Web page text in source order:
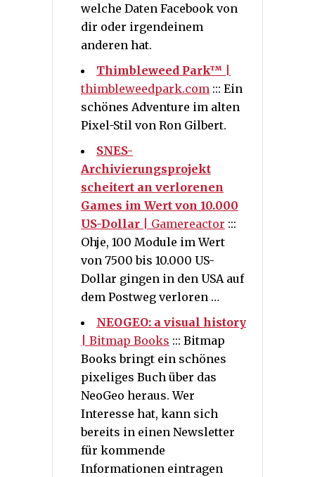
welche Daten Facebook von
dir oder irgendeinem
anderen hat.
Thimbleweed Park™
thimbleweedpark.com ::: Ein
schönes Adventure im alten
Pixel-Stil von Ron Gilbert.
SNES-
Archivierungsprojekt
scheitert an verlorenen
Games im Wert von 10.000
US-Dollar | Gamereactor :::
Ohje, 100 Module im Wert
von 7500 bis 10.000 US-
Dollar gingen in den USA auf
dem Postweg verloren …
NEOGEO: a visual history
| Bitmap Books ::: Bitmap
Books bringt ein schönes
pixeliges Buch über das
NeoGeo heraus. Wer
Interesse hat, kann sich
bereits in einen Newsletter
für kommende
Informationen eintragen